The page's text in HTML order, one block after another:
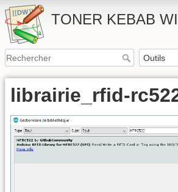
TONER KEBAB
librairie_rfid-